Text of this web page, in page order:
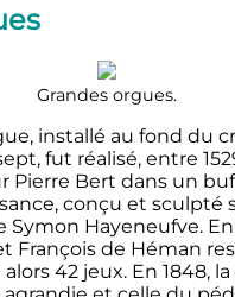
Grandes orgues.
installé au fond du
fut réalisé, entre
Pierre Bert dans un
conçu et sculpté
Symon Hayeneufve. En
François de Héman
42 jeux. En 1848,